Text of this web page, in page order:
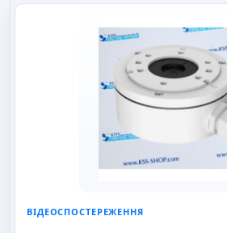
ВІДЕОСПОСТЕРЕЖЕННЯ